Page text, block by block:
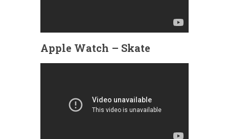
Apple Watch – Skate